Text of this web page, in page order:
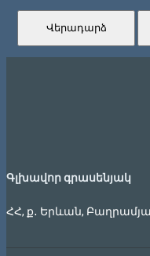
Վերադարձ
Գլխավոր գրասենյակ
ՀՀ, ք․ Երևան,